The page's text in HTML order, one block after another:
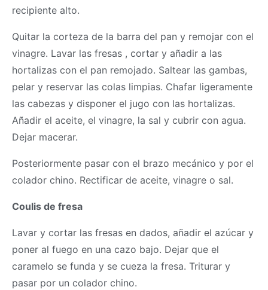
recipiente alto.
Quitar la corteza de la barra del pan y remojar con el
vinagre. Lavar las fresas , cortar y añadir a las
hortalizas con el pan remojado. Saltear las gambas,
pelar y reservar las colas limpias. Chafar ligeramente
las cabezas y disponer el jugo con las hortalizas.
Añadir el aceite, el vinagre, la sal y cubrir con agua.
Dejar macerar.
Posteriormente pasar con el brazo mecánico y por el
colador chino. Rectificar de aceite, vinagre o sal.
Coulis de fresa
Lavar y cortar las fresas en dados, añadir el azúcar y
poner al fuego en una cazo bajo. Dejar que el
caramelo se funda y se cueza la fresa. Triturar y
pasar por un colador chino.